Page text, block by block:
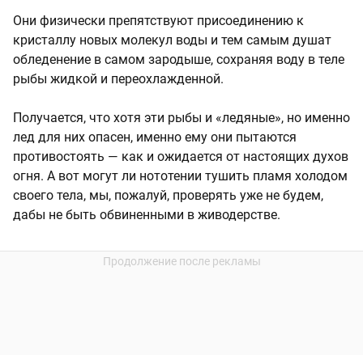
Они физически препятствуют присоединению к
кристаллу новых молекул воды и тем самым душат
обледенение в самом зародыше, сохраняя воду в теле
рыбы жидкой и переохлажденной.
Получается, что хотя эти рыбы и «ледяные», но именно
лед для них опасен, именно ему они пытаются
противостоять — как и ожидается от настоящих духов
огня. А вот могут ли нототении тушить пламя холодом
своего тела, мы, пожалуй, проверять уже не будем,
дабы не быть обвиненными в живодерстве.